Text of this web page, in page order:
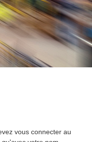
vous connecter au